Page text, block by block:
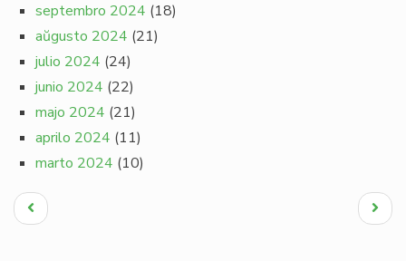
septembro 2024 (18)
aŭgusto 2024 (21)
julio 2024 (24)
junio 2024 (22)
majo 2024 (21)
aprilo 2024 (11)
marto 2024 (10)
Pagination
Antaŭa
paĝo
Next
page